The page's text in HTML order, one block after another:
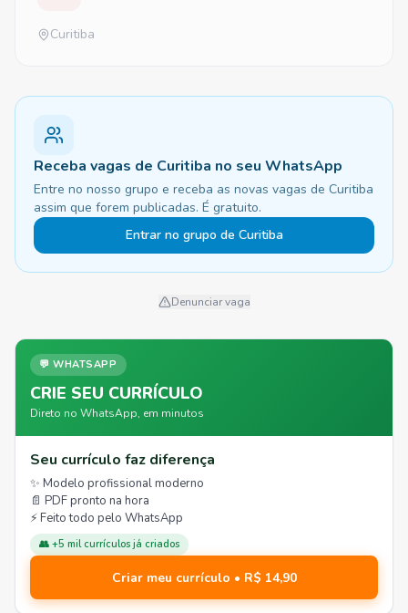
Curitiba
Receba vagas de Curitiba no seu WhatsApp
Entre no nosso grupo e receba as novas vagas de Curitiba
assim que forem publicadas. É gratuito.
Entrar no grupo de Curitiba
Denunciar vaga
💬 WHATSAPP
CRIE SEU CURRÍCULO
Direto no WhatsApp, em minutos
Seu currículo faz diferença
✨ Modelo profissional moderno
📄 PDF pronto na hora
⚡ Feito todo pelo WhatsApp
👥 +5 mil currículos já criados
Criar meu currículo • R$ 14,90